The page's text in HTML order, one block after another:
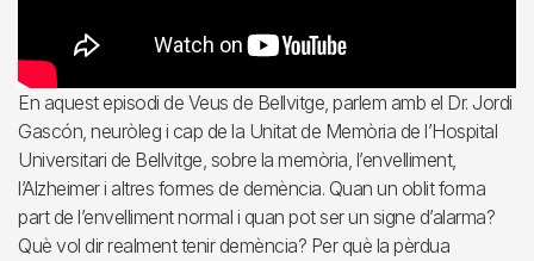
En aquest episodi de Veus de Bellvitge, parlem amb el Dr. Jordi
Gascón, neuròleg i cap de la Unitat de Memòria de l’Hospital
Universitari de Bellvitge, sobre la memòria, l’envelliment,
l’Alzheimer i altres formes de demència. Quan un oblit forma
part de l’envelliment normal i quan pot ser un signe d’alarma?
Què vol dir realment tenir demència? Per què la pèrdua